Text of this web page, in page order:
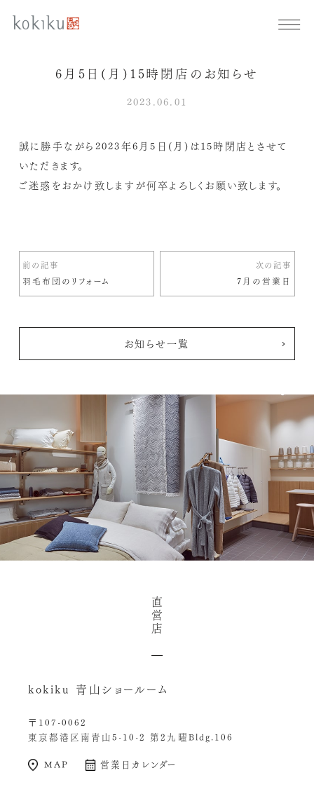
6月5日(月)15時閉店のお知らせ
2023.06.01
誠に勝手ながら2023年6月5日(月)は15時閉店とさせて
いただきます。
ご迷惑をおかけ致しますが何卒よろしくお願い致します。
前の記事
羽毛布団のリフォーム
次の記事
7月の営業日
お知らせ一覧
直
営
店
kokiku 青山ショールーム
〒107-0062
東京都港区南青山5-10-2 第2九曜Bldg.106
MAP 営業日カレンダー